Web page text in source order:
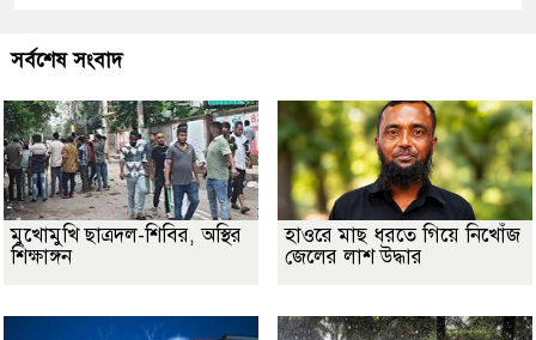
সর্বশেষ সংবাদ
মুখোমুখি ছাত্রদল-শিবির, অস্থির
শিক্ষাঙ্গন
হাওরে মাছ ধরতে গিয়ে নিখোঁজ
জেলের লাশ উদ্ধার